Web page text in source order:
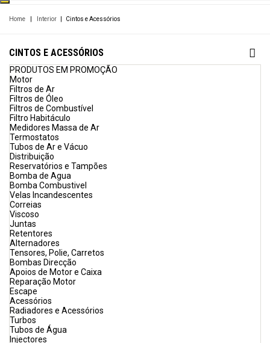
Home Interior Cintos e Acessórios
CINTOS E ACESSÓRIOS
PRODUTOS EM PROMOÇÃO
Motor
Filtros de Ar
Filtros de Óleo
Filtros de Combustível
Filtro Habitáculo
Medidores Massa de Ar
Termostatos
Tubos de Ar e Vácuo
Distribuição
Reservatórios e Tampões
Bomba de Agua
Bomba Combustivel
Velas Incandescentes
Correias
Viscoso
Juntas
Retentores
Alternadores
Tensores, Polie, Carretos
Bombas Direcção
Apoios de Motor e Caixa
Reparação Motor
Escape
Acessórios
Radiadores e Acessórios
Turbos
Tubos de Água
Injectores